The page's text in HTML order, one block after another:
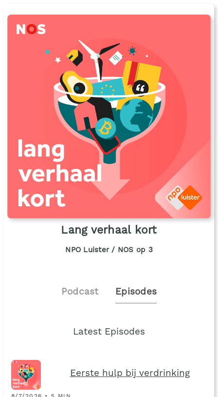
Lang verhaal kort
NPO Luister / NOS op 3
Podcast Episodes
Latest Episodes
Eerste hulp bij verdrinking